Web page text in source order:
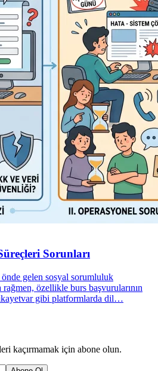
Sorunları
gelen sosyal sorumluluk
özellikle burs başvurularının
gibi platformlarda dil…
kaçırmamak için abone olun.